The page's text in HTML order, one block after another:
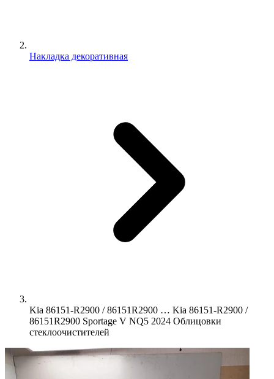
Накладка декоративная
Kia 86151-R2900 / 86151R2900 … Kia 86151-R2900 /
86151R2900 Sportage V NQ5 2024 Oблицовки
стеклоочистителей